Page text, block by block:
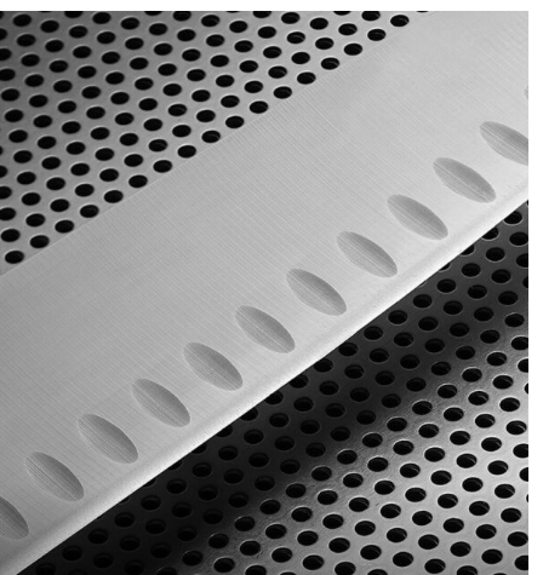
快乐?现在什么能让我们
快乐?虽然我们的需求可
能会随着岁月的流逝而改
变，但我们的难免会存有
年轻的顽皮，会反映在购
买的产品上。
concept, this was again a
look into what brought
us joy as kids and what
we love as adults with